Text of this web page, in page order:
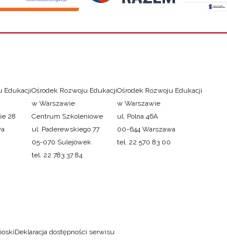
Edukacji
28
Ośrodek Rozwoju Edukacji
w Warszawie
Centrum Szkoleniowe
ul. Paderewskiego 77
05-070 Sulejówek
tel. 22 783 37 84
Ośrodek Rozwoju Edukacji
w Warszawie
ul. Polna 46A
00-644 Warszawa
tel. 22 570 83 00
Deklaracja dostępności serwisu